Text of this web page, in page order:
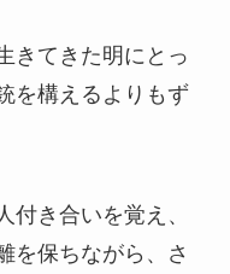
きてきた明にとっ
を構えるよりもず
付き合いを覚え、
を保ちながら、さ